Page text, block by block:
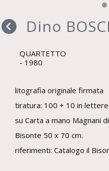
Dino
QUARTETTO
1980
litografia originale firmata
tiratura: 100 + 10 in
su Carta a mano Magnani
Bisonte 50 x 70 cm.
riferimenti: Catalogo il